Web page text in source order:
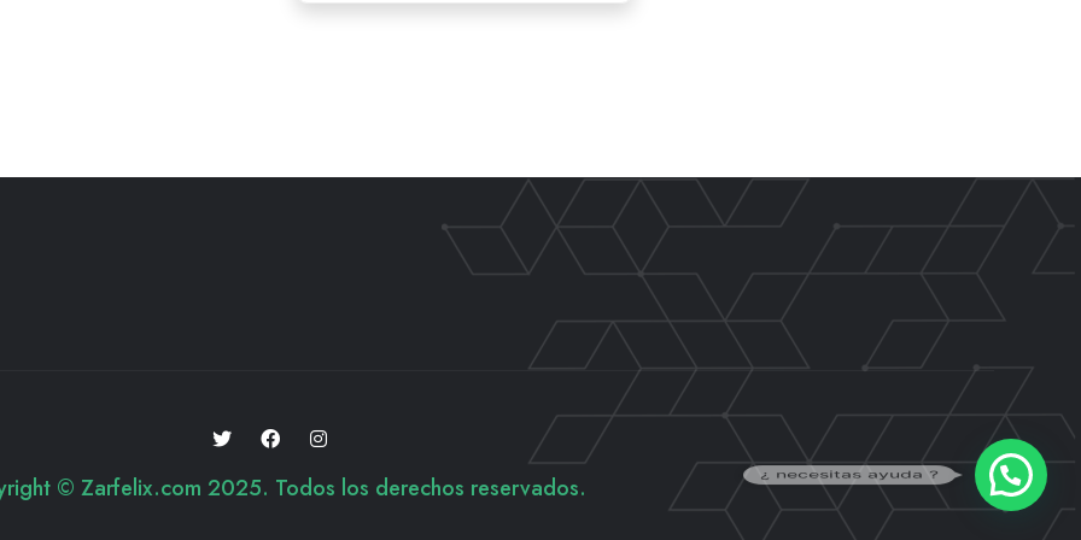
© Zarfelix.com 2025. Todos los derechos reservados. ¿ necesitas ayuda ?